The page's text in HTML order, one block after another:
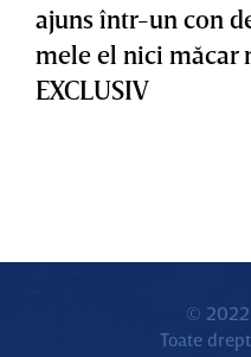
ajuns într-un con
mele el nici măcar
EXCLUSIV
© 2022
Toate